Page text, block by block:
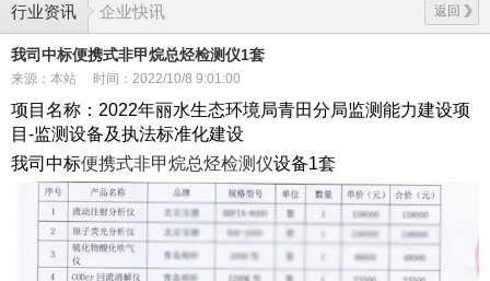
行业资讯 返回
企业快讯
我司中标便携式非甲烷总烃检测仪1套
来源：本站 时间：2022/10/8 9:01:00
项目名称：2022年丽水生态环境局青田分局监测能力建设项
目-监测设备及执法标准化建设
我司中标便携式非甲烷总烃检测仪设备1套